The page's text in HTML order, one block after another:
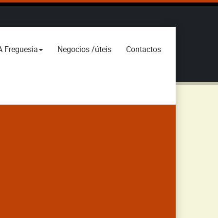
Freguesia Negocios /úteis Contactos